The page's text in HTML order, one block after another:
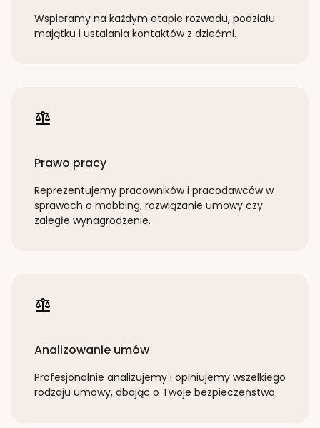
Wspieramy na każdym etapie rozwodu, podziału
majątku i ustalania kontaktów z dziećmi.
Prawo pracy
Reprezentujemy pracowników i pracodawców w
sprawach o mobbing, rozwiązanie umowy czy
zaległe wynagrodzenie.
Analizowanie umów
Profesjonalnie analizujemy i opiniujemy wszelkiego
rodzaju umowy, dbając o Twoje bezpieczeństwo.